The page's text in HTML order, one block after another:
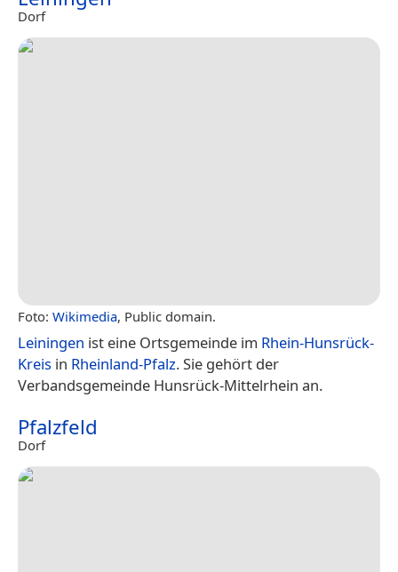
Dorf
Foto: Wikimedia, Public domain.
Leiningen ist eine Ortsgemeinde im Rhein-Hunsrück-
Kreis in Rheinland-Pfalz. Sie gehört der
Verbandsgemeinde Hunsrück-Mittelrhein an.
Pfalzfeld
Dorf